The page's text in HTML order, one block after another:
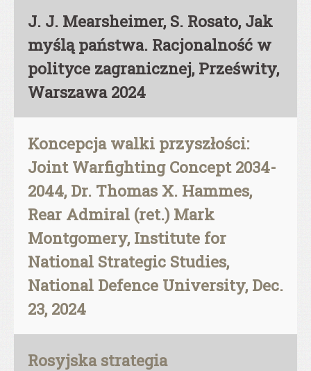
J. J. Mearsheimer, S. Rosato, Jak
myślą państwa. Racjonalność w
polityce zagranicznej, Prześwity,
Warszawa 2024
Koncepcja walki przyszłości:
Joint Warfighting Concept 2034-
2044, Dr. Thomas X. Hammes,
Rear Admiral (ret.) Mark
Montgomery, Institute for
National Strategic Studies,
National Defence University, Dec.
23, 2024
Rosyjska strategia